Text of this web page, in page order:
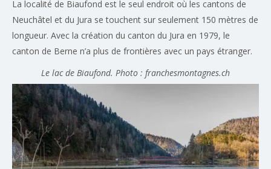
La localité de Biaufond est le seul endroit où les cantons de
Neuchâtel et du Jura se touchent sur seulement 150 mètres de
longueur. Avec la création du canton du Jura en 1979, le
canton de Berne n’a plus de frontières avec un pays étranger.
Le lac de Biaufond. Photo : franchesmontagnes.ch